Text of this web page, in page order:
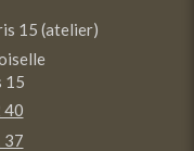
15 (atelier)
15
40
37